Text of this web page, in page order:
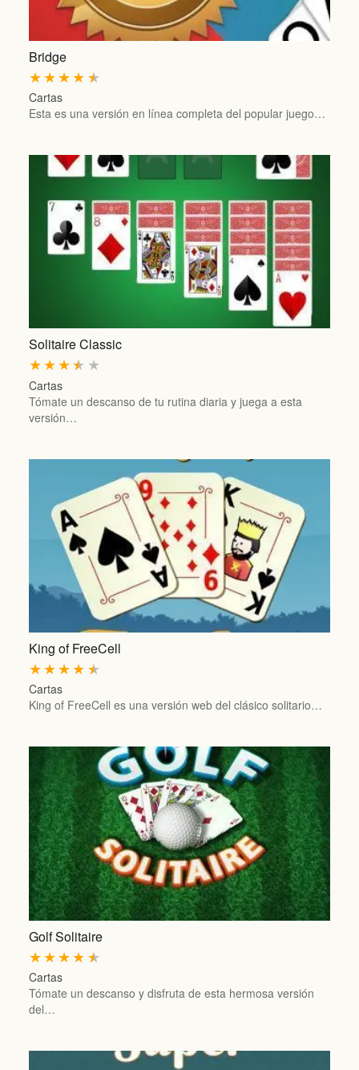
Bridge
★
★
★
★
★
Cartas
Esta es una versión en línea completa del popular juego…
Solitaire Classic
★
★
★
★
★
Cartas
Tómate un descanso de tu rutina diaria y juega a esta
versión…
King of FreeCell
★
★
★
★
★
Cartas
King of FreeCell es una versión web del clásico solitario…
Golf Solitaire
★
★
★
★
★
Cartas
Tómate un descanso y disfruta de esta hermosa versión
del…